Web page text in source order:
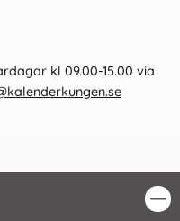
kl 09.00-15.00 via